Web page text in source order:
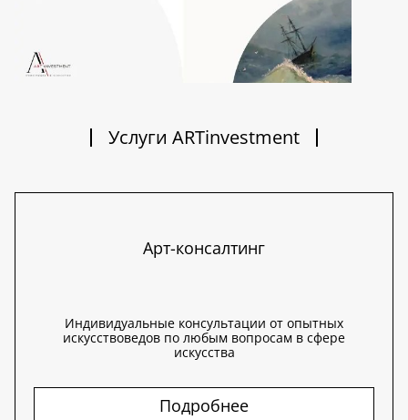
Услуги ARTinvestment
Арт-консалтинг
Индивидуальные консультации от опытных
искусствоведов по любым вопросам в сфере
искусства
Подробнее